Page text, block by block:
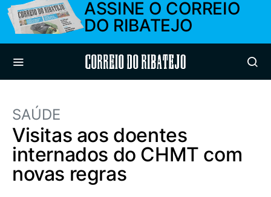
ASSINE O CORREIO
DO RIBATEJO
Correio do Ribatejo
SAÚDE
Visitas aos doentes
internados do CHMT com
novas regras